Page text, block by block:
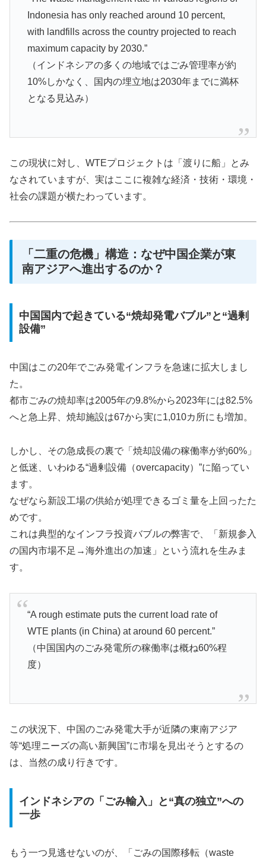
Indonesia has only reached around 10 percent,
with landfills across the country projected to reach
maximum capacity by 2030.”
（インドネシアの多くの地域ではごみ管理率が約
10%しかなく、国内の埋立地は2030年までに満杯
となる見込み）
この現状に対し、WTEプロジェクトは「渡りに船」とみ
なされていますが、実はここに複雑な経済・技術・環境・
社会の課題が横たわっています。
「二重の危機」構造：なぜ中国企業が東
南アジアへ進出するのか？
中国国内で起きている“焼却発電バブル”と“過剰
設備”
中国はこの20年でごみ発電インフラを急速に拡大しまし
た。
都市ごみの焼却率は2005年の9.8%から2023年には82.5%
へと急上昇、焼却施設は67から実に1,010カ所にも増加。
しかし、その急成長の裏で「焼却設備の稼働率が約60%」
と低迷、いわゆる“過剰設備（overcapacity）”に陥ってい
ます。
なぜなら新設工場の供給が処理できるゴミ量を上回ったた
めです。
これは典型的なインフラ投資バブルの弊害で、「新規参入
の国内市場不足→海外進出の加速」という流れを生みま
す。
“A rough estimate puts the current load rate of
WTE plants (in China) at around 60 percent.”
（中国国内のごみ発電所の稼働率は概ね60%程
度）
この状況下、中国のごみ発電大手が近隣の東南アジア
等“処理ニーズの高い新興国”に市場を見出そうとするの
は、当然の成り行きです。
インドネシアの「ごみ輸入」と“真の独立”への
一歩
もう一つ見逃せないのが、「ごみの国際移転（waste